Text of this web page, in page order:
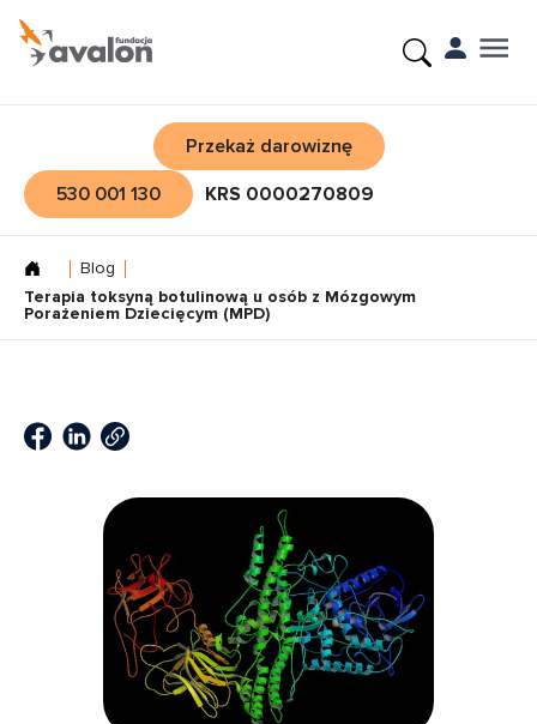
Przekaż darowiznę
530 001 130
KRS 0000270809
Blog
Terapia toksyną botulinową u osób z Mózgowym
Porażeniem Dziecięcym (MPD)